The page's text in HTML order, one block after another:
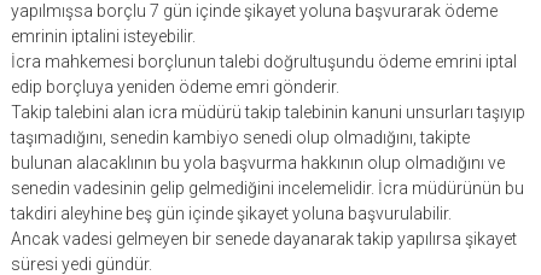
yapılmışsa borçlu 7 gün içinde şikayet yoluna başvurarak ödeme
emrinin iptalini isteyebilir.
İcra mahkemesi borçlunun talebi doğrultuşundu ödeme emrini iptal
edip borçluya yeniden ödeme emri gönderir.
Takip talebini alan icra müdürü takip talebinin kanuni unsurları taşıyıp
taşımadığını, senedin kambiyo senedi olup olmadığını, takipte
bulunan alacaklının bu yola başvurma hakkının olup olmadığını ve
senedin vadesinin gelip gelmediğini incelemelidir. İcra müdürünün bu
takdiri aleyhine beş gün içinde şikayet yoluna başvurulabilir.
Ancak vadesi gelmeyen bir senede dayanarak takip yapılırsa şikayet
süresi yedi gündür.